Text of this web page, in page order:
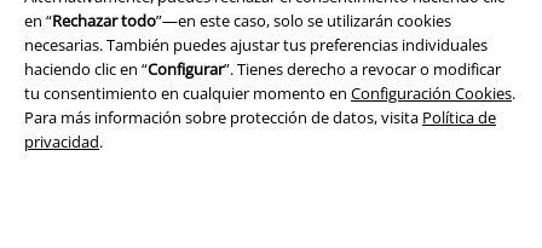
en “Rechazar todo”—en este caso, solo se utilizarán cookies
necesarias. También puedes ajustar tus preferencias individuales
haciendo clic en “Configurar”. Tienes derecho a revocar o modificar
tu consentimiento en cualquier momento en Configuración Cookies.
Para más información sobre protección de datos, visita Política de
privacidad.
Programa de Afiliados
Sostenibilidad